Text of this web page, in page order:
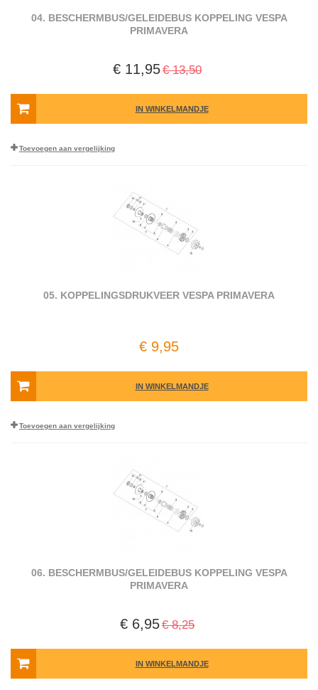
04. BESCHERMBUS/GELEIDEBUS KOPPELING VESPA
PRIMAVERA
€ 11,95€ 13,50
IN WINKELMANDJE
Toevoegen aan vergelijking
05. KOPPELINGSDRUKVEER VESPA PRIMAVERA
€ 9,95
IN WINKELMANDJE
Toevoegen aan vergelijking
06. BESCHERMBUS/GELEIDEBUS KOPPELING VESPA
PRIMAVERA
€ 6,95€ 8,25
IN WINKELMANDJE